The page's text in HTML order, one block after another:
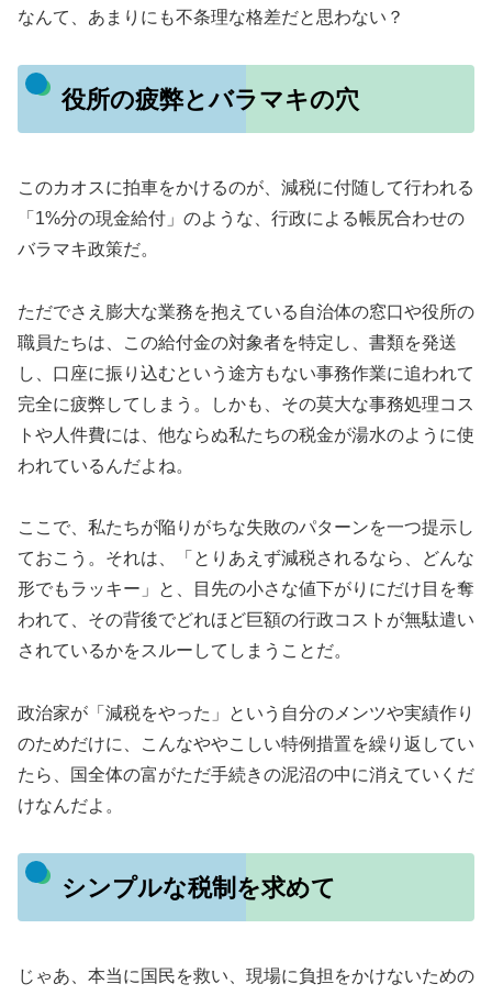
なんて、あまりにも不条理な格差だと思わない？
役所の疲弊とバラマキの穴
このカオスに拍車をかけるのが、減税に付随して行われる
「1%分の現金給付」のような、行政による帳尻合わせの
バラマキ政策だ。
ただでさえ膨大な業務を抱えている自治体の窓口や役所の
職員たちは、この給付金の対象者を特定し、書類を発送
し、口座に振り込むという途方もない事務作業に追われて
完全に疲弊してしまう。しかも、その莫大な事務処理コス
トや人件費には、他ならぬ私たちの税金が湯水のように使
われているんだよね。
ここで、私たちが陥りがちな失敗のパターンを一つ提示し
ておこう。それは、「とりあえず減税されるなら、どんな
形でもラッキー」と、目先の小さな値下がりにだけ目を奪
われて、その背後でどれほど巨額の行政コストが無駄遣い
されているかをスルーしてしまうことだ。
政治家が「減税をやった」という自分のメンツや実績作り
のためだけに、こんなややこしい特例措置を繰り返してい
たら、国全体の富がただ手続きの泥沼の中に消えていくだ
けなんだよ。
シンプルな税制を求めて
じゃあ、本当に国民を救い、現場に負担をかけないための